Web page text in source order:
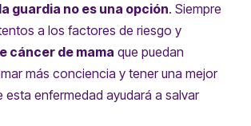
guardia no es una opción. Siempre
a los factores de riesgo y
cáncer de mama que puedan
más conciencia y tener una mejor
esta enfermedad ayudará a salvar